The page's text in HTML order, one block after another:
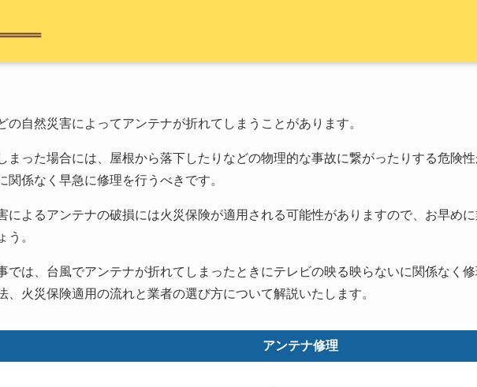
の自然災害によってアンテナが折れてしまうことがあります。
まった場合には、屋根から落下したりなどの物理的な事故に繋がったりする危険
関係なく早急に修理を行うべきです。
によるアンテナの破損には火災保険が適用される可能性がありますので、お早め
う。
では、台風でアンテナが折れてしまったときにテレビの映る映らないに関係なく
、火災保険適用の流れと業者の選び方について解説いたします。
アンテナ修理